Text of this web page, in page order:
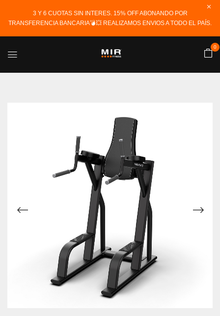
3 Y 6 CUOTAS SIN INTERES. 15% OFF ABONANDO POR
TRANSFERENCIA BANCARIA💣💥 REALIZAMOS ENVIOS A TODO EL PAÍS.
0